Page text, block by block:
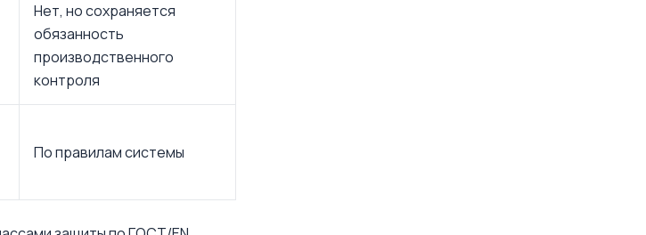
Нет, но сохраняется
обязанность
производственного
контроля
По правилам системы